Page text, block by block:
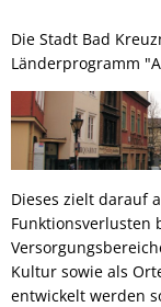
Die Stadt Bad
Länderprogramm
Dieses zielt darauf
Funktionsverlusten
Kultur sowie als
entwickelt werden